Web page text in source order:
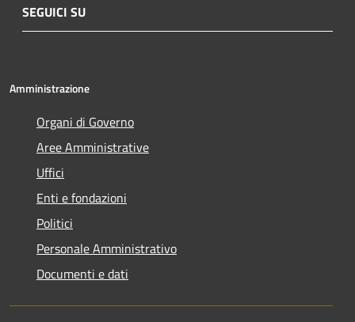
SEGUICI SU
Amministrazione
Organi di Governo
Aree Amministrative
Uffici
Enti e fondazioni
Politici
Personale Amministrativo
Documenti e dati